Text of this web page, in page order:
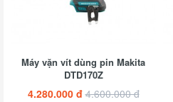
Máy vặn vít dùng pin Makita
DTD170Z
4.280.000 đ 4.600.000 đ